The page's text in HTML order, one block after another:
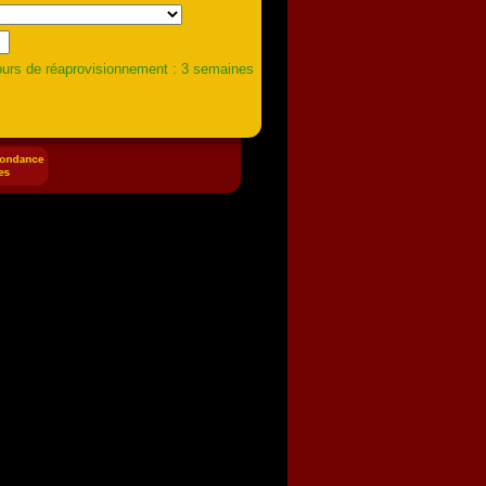
de réaprovisionnement : 3 semaines